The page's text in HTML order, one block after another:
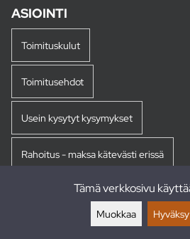
ASIOINTI
Toimituskulut
Toimitusehdot
Usein kysytyt kysymykset
Rahoitus - maksa kätevästi erissä
Tämä verkkosivu
Muokkaa